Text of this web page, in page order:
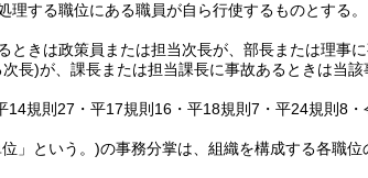
する職位にある職員が自ら行使するものとする。
ときは政策員または担当次長が、部長または理事
長)が、課長または担当課長に事故あるときは当
規則27・平17規則16・平18規則7・平24規則8
」という。)の事務分掌は、組織を構成する各職位